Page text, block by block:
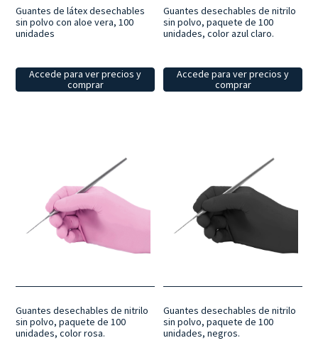
Guantes de látex desechables
sin polvo con aloe vera, 100
unidades
Accede para ver precios y
comprar
Guantes desechables de nitrilo
sin polvo, paquete de 100
unidades, color azul claro.
Accede para ver precios y
comprar
Guantes desechables de nitrilo
sin polvo, paquete de 100
unidades, color rosa.
Guantes desechables de nitrilo
sin polvo, paquete de 100
unidades, negros.